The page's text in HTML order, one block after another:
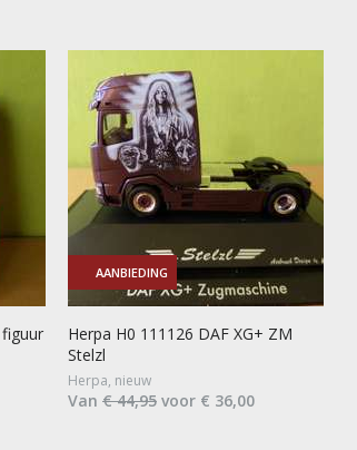
AANBIEDING
Herpa H0 111126 DAF XG+ ZM
Stelzl
Herpa, nieuw
Van € 44,95 voor € 36,00